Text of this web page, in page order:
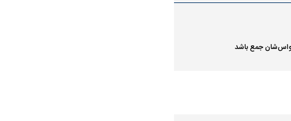
حواس‌شان جمع باشد